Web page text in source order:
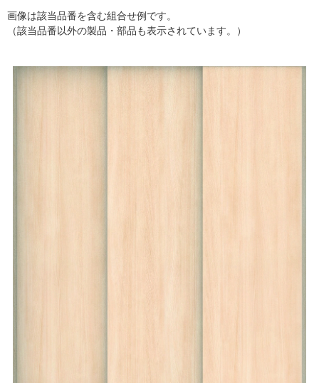
画像は該当品番を含む組合せ例です。
（該当品番以外の製品・部品も表示されています。）